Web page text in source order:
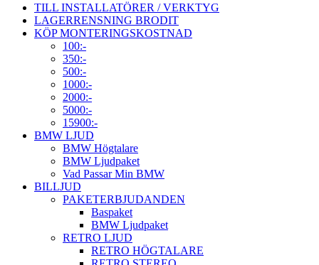
TILL INSTALLATÖRER / VERKTYG
LAGERRENSNING BRODIT
KÖP MONTERINGSKOSTNAD
100:-
350:-
500:-
1000:-
2000:-
5000:-
15900:-
BMW LJUD
BMW Högtalare
BMW Ljudpaket
Vad Passar Min BMW
BILLJUD
PAKETERBJUDANDEN
Baspaket
BMW Ljudpaket
RETRO LJUD
RETRO HÖGTALARE